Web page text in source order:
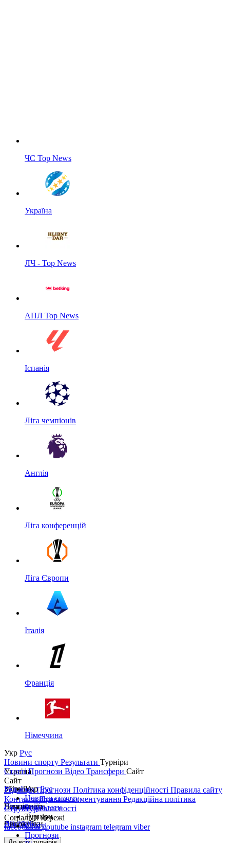
ЧС Top News
Україна
ЛЧ - Top News
АПЛ Top News
Іспанія
Ліга чемпіонів
Англія
Ліга конференцій
Ліга Європи
Італія
Франція
Німеччина
Укр Рус
Новини спорту Результати Турніри
Україна
Україна
Перша ліга
Друга ліга
Кубок України
Збірні
Ліга націй
ЧС 2026
Чемпіонати
Англія
Іспанія
Єврокубки
Ліга чемпіонів
СтаттіПрогнози Відео Трансфери Сайт
Сайт
РедакціяПрогнози Політика конфіденційності Правила сайту
КонтактиПравила коментування Редакційна політика
Структура власності
Соціальні мережі
facebookxyoutube instagram telegram viber
УкрРус
Новини спорту
Результати
Турніри
Статті
Прогнози